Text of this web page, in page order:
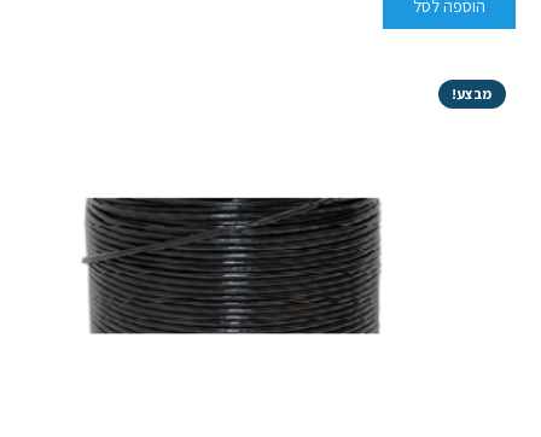
הוספה לסל
מבצע!